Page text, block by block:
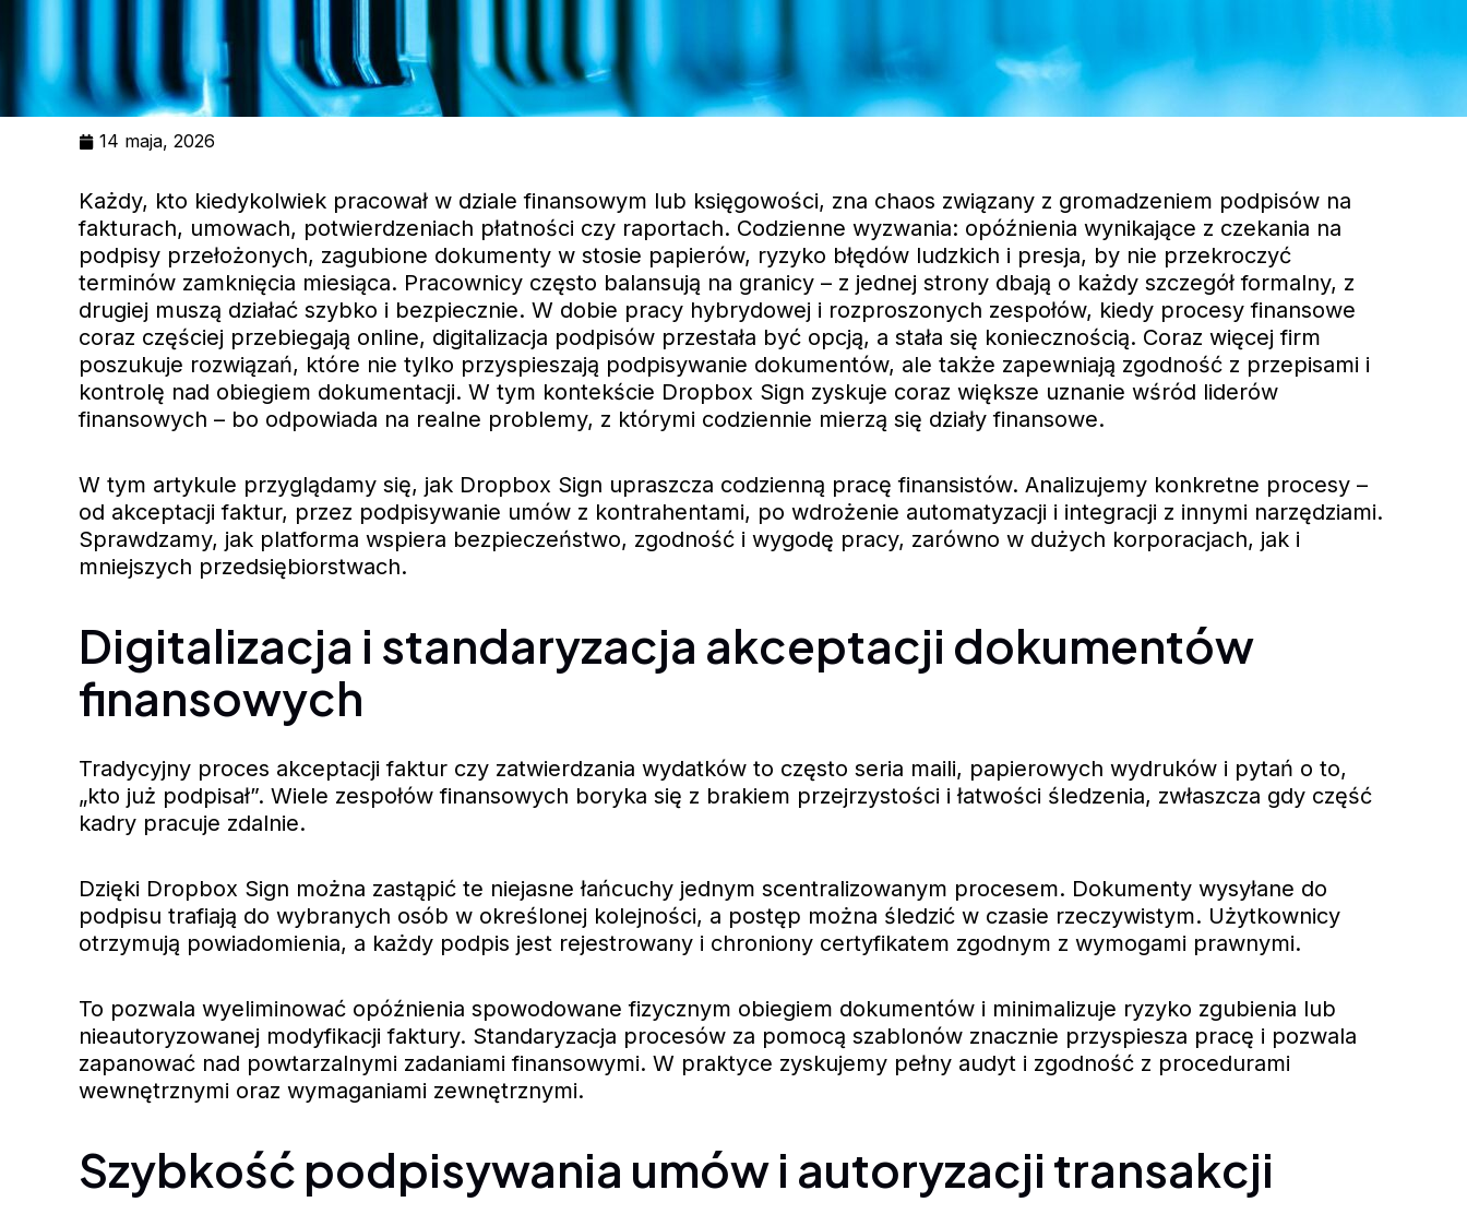
14 maja, 2026
Każdy, kto kiedykolwiek pracował w dziale finansowym lub księgowości, zna chaos związany z gromadzeniem podpisów na
fakturach, umowach, potwierdzeniach płatności czy raportach. Codzienne wyzwania: opóźnienia wynikające z czekania na
podpisy przełożonych, zagubione dokumenty w stosie papierów, ryzyko błędów ludzkich i presja, by nie przekroczyć
terminów zamknięcia miesiąca. Pracownicy często balansują na granicy – z jednej strony dbają o każdy szczegół formalny, z
drugiej muszą działać szybko i bezpiecznie. W dobie pracy hybrydowej i rozproszonych zespołów, kiedy procesy finansowe
coraz częściej przebiegają online, digitalizacja podpisów przestała być opcją, a stała się koniecznością. Coraz więcej firm
poszukuje rozwiązań, które nie tylko przyspieszają podpisywanie dokumentów, ale także zapewniają zgodność z przepisami i
kontrolę nad obiegiem dokumentacji. W tym kontekście Dropbox Sign zyskuje coraz większe uznanie wśród liderów
finansowych – bo odpowiada na realne problemy, z którymi codziennie mierzą się działy finansowe.
W tym artykule przyglądamy się, jak Dropbox Sign upraszcza codzienną pracę finansistów. Analizujemy konkretne procesy –
od akceptacji faktur, przez podpisywanie umów z kontrahentami, po wdrożenie automatyzacji i integracji z innymi narzędziami.
Sprawdzamy, jak platforma wspiera bezpieczeństwo, zgodność i wygodę pracy, zarówno w dużych korporacjach, jak i
mniejszych przedsiębiorstwach.
Digitalizacja i standaryzacja akceptacji dokumentów
finansowych
Tradycyjny proces akceptacji faktur czy zatwierdzania wydatków to często seria maili, papierowych wydruków i pytań o to,
„kto już podpisał”. Wiele zespołów finansowych boryka się z brakiem przejrzystości i łatwości śledzenia, zwłaszcza gdy część
kadry pracuje zdalnie.
Dzięki Dropbox Sign można zastąpić te niejasne łańcuchy jednym scentralizowanym procesem. Dokumenty wysyłane do
podpisu trafiają do wybranych osób w określonej kolejności, a postęp można śledzić w czasie rzeczywistym. Użytkownicy
otrzymują powiadomienia, a każdy podpis jest rejestrowany i chroniony certyfikatem zgodnym z wymogami prawnymi.
To pozwala wyeliminować opóźnienia spowodowane fizycznym obiegiem dokumentów i minimalizuje ryzyko zgubienia lub
nieautoryzowanej modyfikacji faktury. Standaryzacja procesów za pomocą szablonów znacznie przyspiesza pracę i pozwala
zapanować nad powtarzalnymi zadaniami finansowymi. W praktyce zyskujemy pełny audyt i zgodność z procedurami
wewnętrznymi oraz wymaganiami zewnętrznymi.
Szybkość podpisywania umów i autoryzacji transakcji